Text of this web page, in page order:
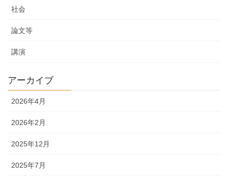
社会
論文等
講演
アーカイブ
2026年4月
2026年2月
2025年12月
2025年7月